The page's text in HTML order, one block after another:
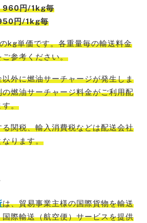
円/1kg毎
円/1kg毎
kg単価です。各重量毎の輸送料金
ご参考ください。
外に燃油サーチャージが発生しま
燃油サーチャージ料金がご利用配
す。
関税、輸入消費税などは配送会社
なります。
は、貿易事業主様の国際貨物を輸送
際輸送（航空便）サービスを提供